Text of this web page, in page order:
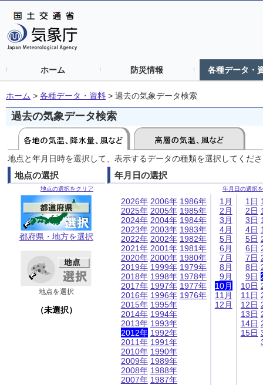
ホーム 防災情報 各種データ・
ホーム > 各種データ・資料 > 過去の気象データ検索
過去の気象データ検索
地点と年月日時を選択して、表示するデータの種類を選択してくだ
地点の選択
地点の選択をクリア
都府県・地方を選択
地点を選択
（未選択）
年月日の選択
年月日の選択
2026年
2025年
2024年
2023年
2022年
2021年
2020年
2019年
2018年
2017年
2016年
2015年
2014年
2013年
2012年
2011年
2010年
2009年
2008年
2007年
2006年
2005年
2004年
2003年
2002年
2001年
2000年
1999年
1998年
1997年
1996年
1995年
1994年
1993年
1992年
1991年
1990年
1989年
1988年
1987年
1986年
1985年
1984年
1983年
1982年
1981年
1980年
1979年
1978年
1977年
1976年
1月
2月
3月
4月
5月
6月
7月
8月
9月
10月
11月
12月
1日
2日
3日
4日
5日
6日
7日
8日
9日
10日
11日
12日
13日
14日
15日